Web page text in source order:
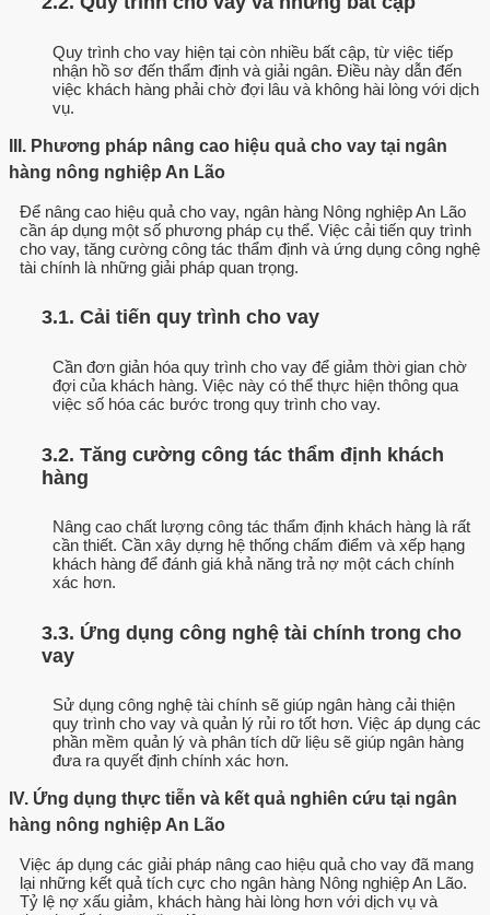
Quy trình cho vay hiện tại còn nhiều bất cập, từ việc tiếp
nhận hồ sơ đến thẩm định và giải ngân. Điều này dẫn đến
việc khách hàng phải chờ đợi lâu và không hài lòng với dịch
vụ.
III. Phương pháp nâng cao hiệu quả cho vay tại ngân
hàng nông nghiệp An Lão
Để nâng cao hiệu quả cho vay, ngân hàng Nông nghiệp An Lão
cần áp dụng một số phương pháp cụ thể. Việc cải tiến quy trình
cho vay, tăng cường công tác thẩm định và ứng dụng công nghệ
tài chính là những giải pháp quan trọng.
3.1. Cải tiến quy trình cho vay
Cần đơn giản hóa quy trình cho vay để giảm thời gian chờ
đợi của khách hàng. Việc này có thể thực hiện thông qua
việc số hóa các bước trong quy trình cho vay.
3.2. Tăng cường công tác thẩm định khách
hàng
Nâng cao chất lượng công tác thẩm định khách hàng là rất
cần thiết. Cần xây dựng hệ thống chấm điểm và xếp hạng
khách hàng để đánh giá khả năng trả nợ một cách chính
xác hơn.
3.3. Ứng dụng công nghệ tài chính trong cho
vay
Sử dụng công nghệ tài chính sẽ giúp ngân hàng cải thiện
quy trình cho vay và quản lý rủi ro tốt hơn. Việc áp dụng các
phần mềm quản lý và phân tích dữ liệu sẽ giúp ngân hàng
đưa ra quyết định chính xác hơn.
IV. Ứng dụng thực tiễn và kết quả nghiên cứu tại ngân
hàng nông nghiệp An Lão
Việc áp dụng các giải pháp nâng cao hiệu quả cho vay đã mang
lại những kết quả tích cực cho ngân hàng Nông nghiệp An Lão.
Tỷ lệ nợ xấu giảm, khách hàng hài lòng hơn với dịch vụ và